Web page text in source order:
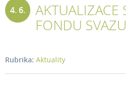
4. 6.
AKTUALIZACE
FONDU SVAZU
Rubrika: Aktuality